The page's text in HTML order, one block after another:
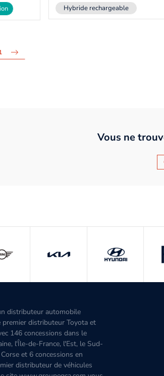
Hybride rechargeable
Vous ne
distributeur automobile
distributeur Toyota et
146 concessions dans le
l'Île-de-France, l'Est, le Sud-
et 6 concessions en
distributeur de véhicules